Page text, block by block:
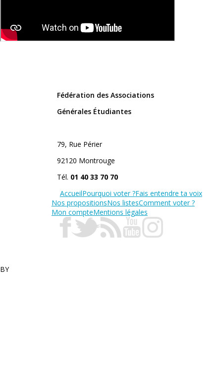
Fédération des Associations
Générales Étudiantes
79, Rue Périer
92120 Montrouge
Tél. 01 40 33 70 70
AccueilPourquoi voter ?Fais entendre ta voix
Nos propositionsNos listesComment voter ?
Mon compteMentions légales
BY